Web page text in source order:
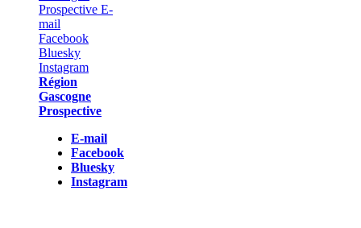
Région
Gascogne
Prospective
E-mail
Facebook
Bluesky
Instagram